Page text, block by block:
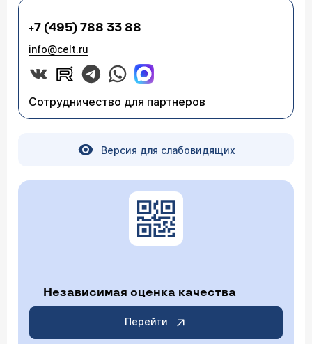
+7 (495) 788 33 88
info@celt.ru
Сотрудничество для партнеров
Версия для слабовидящих
Независимая оценка качества
Перейти